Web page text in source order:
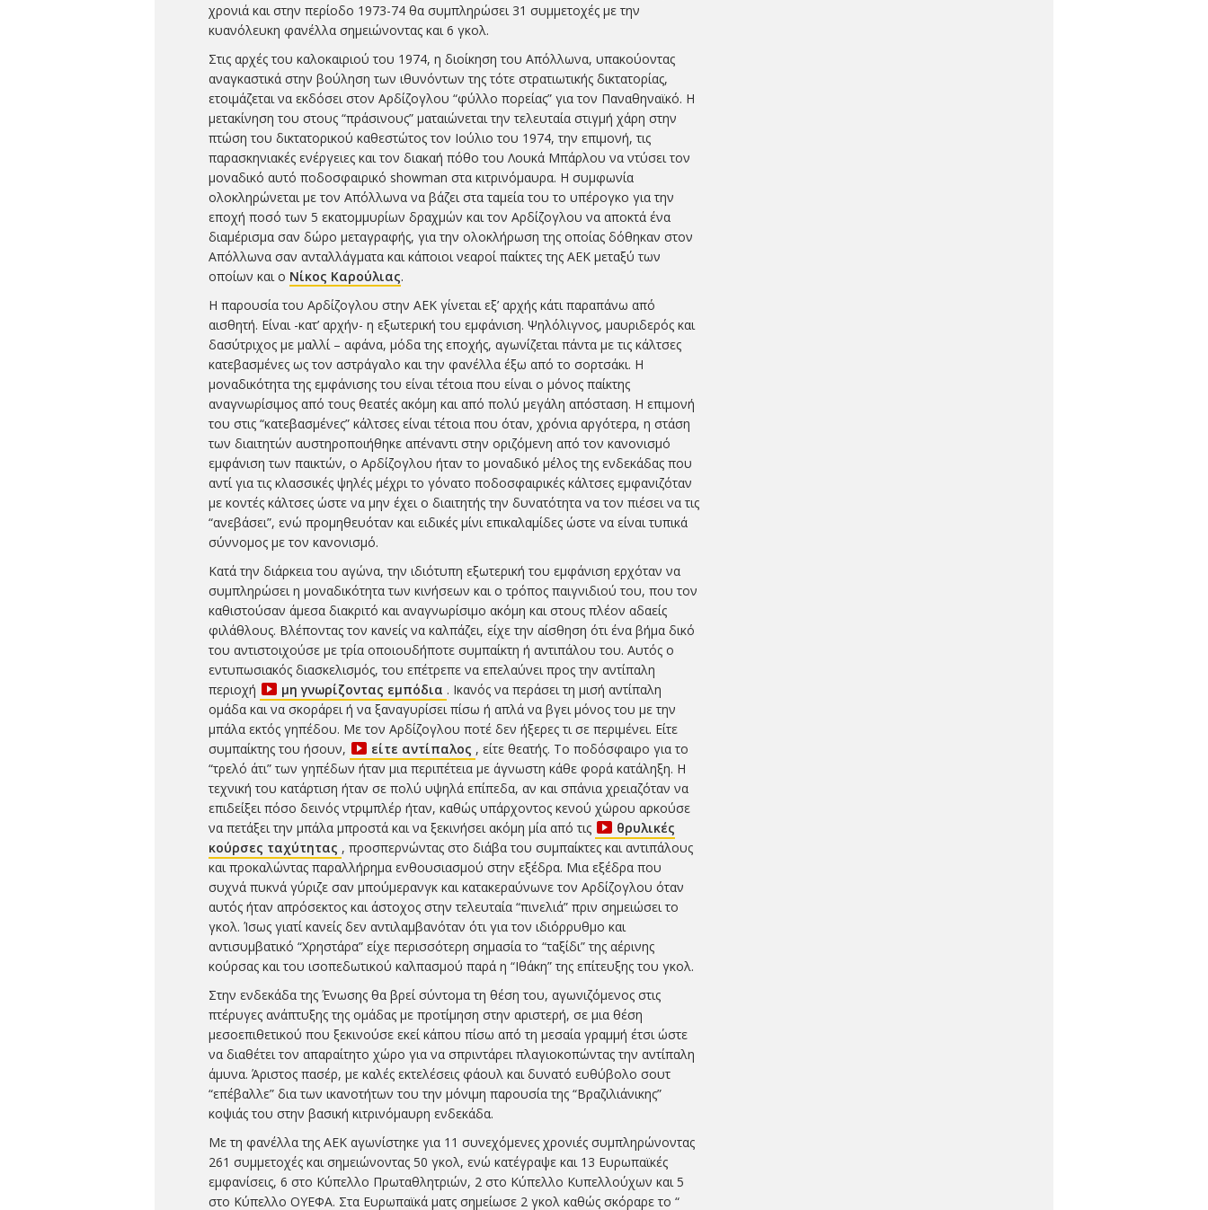
χρονιά και στην περίοδο 1973-74 θα συμπληρώσει 31 συμμετοχές με την
κυανόλευκη φανέλλα σημειώνοντας και 6 γκολ.
Στις αρχές του καλοκαιριού του 1974, η διοίκηση του Απόλλωνα, υπακούοντας
αναγκαστικά στην βούληση των ιθυνόντων της τότε στρατιωτικής δικτατορίας,
ετοιμάζεται να εκδόσει στον Αρδίζογλου “φύλλο πορείας” για τον Παναθηναϊκό. Η
μετακίνηση του στους “πράσινους” ματαιώνεται την τελευταία στιγμή χάρη στην
πτώση του δικτατορικού καθεστώτος τον Ιούλιο του 1974, την επιμονή, τις
παρασκηνιακές ενέργειες και τον διακαή πόθο του Λουκά Μπάρλου να ντύσει τον
μοναδικό αυτό ποδοσφαιρικό showman στα κιτρινόμαυρα. Η συμφωνία
ολοκληρώνεται με τον Απόλλωνα να βάζει στα ταμεία του το υπέρογκο για την
εποχή ποσό των 5 εκατομμυρίων δραχμών και τον Αρδίζογλου να αποκτά ένα
διαμέρισμα σαν δώρο μεταγραφής, για την ολοκλήρωση της οποίας δόθηκαν στον
Απόλλωνα σαν ανταλλάγματα και κάποιοι νεαροί παίκτες της ΑΕΚ μεταξύ των
οποίων και ο Νίκος Καρούλιας.
Η παρουσία του Αρδίζογλου στην ΑΕΚ γίνεται εξ’ αρχής κάτι παραπάνω από
αισθητή. Είναι -κατ’ αρχήν- η εξωτερική του εμφάνιση. Ψηλόλιγνος, μαυριδερός και
δασύτριχος με μαλλί – αφάνα, μόδα της εποχής, αγωνίζεται πάντα με τις κάλτσες
κατεβασμένες ως τον αστράγαλο και την φανέλλα έξω από το σορτσάκι. Η
μοναδικότητα της εμφάνισης του είναι τέτοια που είναι ο μόνος παίκτης
αναγνωρίσιμος από τους θεατές ακόμη και από πολύ μεγάλη απόσταση. Η επιμονή
του στις “κατεβασμένες” κάλτσες είναι τέτοια που όταν, χρόνια αργότερα, η στάση
των διαιτητών αυστηροποιήθηκε απέναντι στην οριζόμενη από τον κανονισμό
εμφάνιση των παικτών, ο Αρδίζογλου ήταν το μοναδικό μέλος της ενδεκάδας που
αντί για τις κλασσικές ψηλές μέχρι το γόνατο ποδοσφαιρικές κάλτσες εμφανιζόταν
με κοντές κάλτσες ώστε να μην έχει ο διαιτητής την δυνατότητα να τον πιέσει να τις
“ανεβάσει”, ενώ προμηθευόταν και ειδικές μίνι επικαλαμίδες ώστε να είναι τυπικά
σύννομος με τον κανονισμό.
Κατά την διάρκεια του αγώνα, την ιδιότυπη εξωτερική του εμφάνιση ερχόταν να
συμπληρώσει η μοναδικότητα των κινήσεων και ο τρόπος παιγνιδιού του, που τον
καθιστούσαν άμεσα διακριτό και αναγνωρίσιμο ακόμη και στους πλέον αδαείς
φιλάθλους. Βλέποντας τον κανείς να καλπάζει, είχε την αίσθηση ότι ένα βήμα δικό
του αντιστοιχούσε με τρία οποιουδήποτε συμπαίκτη ή αντιπάλου του. Αυτός ο
εντυπωσιακός διασκελισμός, του επέτρεπε να επελαύνει προς την αντίπαλη
περιοχή
μη γνωρίζοντας εμπόδια . Ικανός να περάσει τη μισή αντίπαλη
ομάδα και να σκοράρει ή να ξαναγυρίσει πίσω ή απλά να βγει μόνος του με την
μπάλα εκτός γηπέδου. Με τον Αρδίζογλου ποτέ δεν ήξερες τι σε περιμένει. Είτε
συμπαίκτης του ήσουν,
είτε αντίπαλος , είτε θεατής. Το ποδόσφαιρο για το
“τρελό άτι” των γηπέδων ήταν μια περιπέτεια με άγνωστη κάθε φορά κατάληξη. Η
τεχνική του κατάρτιση ήταν σε πολύ υψηλά επίπεδα, αν και σπάνια χρειαζόταν να
επιδείξει πόσο δεινός ντριμπλέρ ήταν, καθώς υπάρχοντος κενού χώρου αρκούσε
να πετάξει την μπάλα μπροστά και να ξεκινήσει ακόμη μία από τις
θρυλικές
κούρσες ταχύτητας , προσπερνώντας στο διάβα του συμπαίκτες και αντιπάλους
και προκαλώντας παραλλήρημα ενθουσιασμού στην εξέδρα. Μια εξέδρα που
συχνά πυκνά γύριζε σαν μπούμερανγκ και κατακεραύνωνε τον Αρδίζογλου όταν
αυτός ήταν απρόσεκτος και άστοχος στην τελευταία “πινελιά” πριν σημειώσει το
γκολ. Ίσως γιατί κανείς δεν αντιλαμβανόταν ότι για τον ιδιόρρυθμο και
αντισυμβατικό “Χρηστάρα” είχε περισσότερη σημασία το “ταξίδι” της αέρινης
κούρσας και του ισοπεδωτικού καλπασμού παρά η “Ιθάκη” της επίτευξης του γκολ.
Στην ενδεκάδα της Ένωσης θα βρεί σύντομα τη θέση του, αγωνιζόμενος στις
πτέρυγες ανάπτυξης της ομάδας με προτίμηση στην αριστερή, σε μια θέση
μεσοεπιθετικού που ξεκινούσε εκεί κάπου πίσω από τη μεσαία γραμμή έτσι ώστε
να διαθέτει τον απαραίτητο χώρο για να σπριντάρει πλαγιοκοπώντας την αντίπαλη
άμυνα. Άριστος πασέρ, με καλές εκτελέσεις φάουλ και δυνατό ευθύβολο σουτ
“επέβαλλε” δια των ικανοτήτων του την μόνιμη παρουσία της “Βραζιλιάνικης”
κοψιάς του στην βασική κιτρινόμαυρη ενδεκάδα.
Με τη φανέλλα της ΑΕΚ αγωνίστηκε για 11 συνεχόμενες χρονιές συμπληρώνοντας
261 συμμετοχές και σημειώνοντας 50 γκολ, ενώ κατέγραψε και 13 Ευρωπαϊκές
εμφανίσεις, 6 στο Κύπελλο Πρωταθλητριών, 2 στο Κύπελλο Κυπελλούχων και 5
στο Κύπελλο ΟΥΕΦΑ. Στα Ευρωπαϊκά ματς σημείωσε 2 γκολ καθώς σκόραρε το “